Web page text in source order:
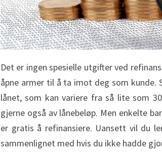
Det er ingen spesielle utgifter ved
åpne armer til å ta imot deg som kunde.
lånet, som kan variere fra så lite som
gjerne også av lånebeløp. Men enkelte
er gratis å refinansiere. Uansett vil du
sammenlignet med hvis du ikke hadde